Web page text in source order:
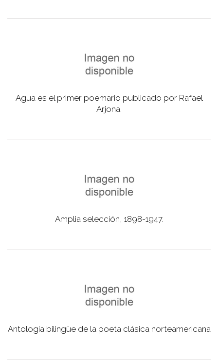
Agua es el primer poemario publicado por Rafael
Arjona.
Amplia selección, 1898-1947.
Antología bilingüe de la poeta clásica norteamericana